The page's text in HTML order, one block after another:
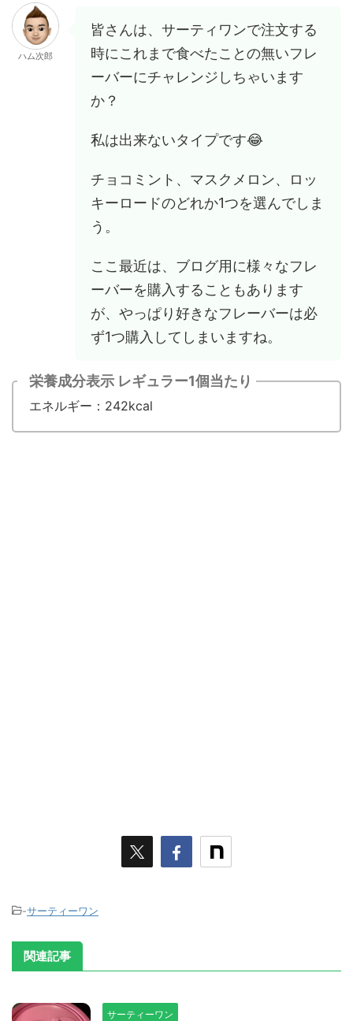
ハム次郎
皆さんは、サーティワンで注文する
時にこれまで食べたことの無いフレ
ーバーにチャレンジしちゃいます
か？
私は出来ないタイプです😂
チョコミント、マスクメロン、ロッ
キーロードのどれか1つを選んでしま
う。
ここ最近は、ブログ用に様々なフレ
ーバーを購入することもあります
が、やっぱり好きなフレーバーは必
ず1つ購入してしまいますね。
栄養成分表示 レギュラー1個当たり
エネルギー：242kcal
-サーティーワン
関連記事
サーティーワン